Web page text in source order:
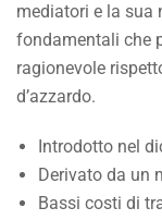
mediatori e la sua
fondamentali che
ragionevole
d’azzardo.
Introdotto nel
Derivato da un
Bassi costi di